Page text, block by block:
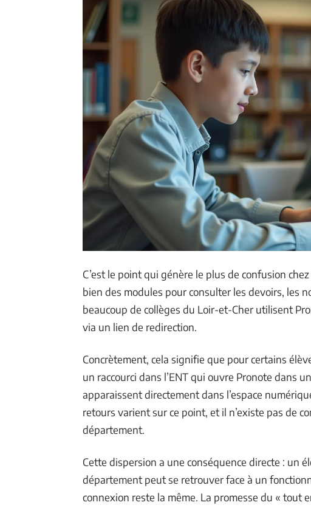
C’est le point qui génère le plus de confusion
bien des modules pour consulter les devoirs, les
beaucoup de collèges du Loir-et-Cher utilisent
via un lien de redirection.
Concrètement, cela signifie que pour certains
un raccourci dans l’ENT qui ouvre Pronote dans
apparaissent directement dans l’espace
retours varient sur ce point, et il n’existe pas de
département.
Cette dispersion a une conséquence directe : un
département peut se retrouver face à un
connexion reste la même. La promesse du « tout